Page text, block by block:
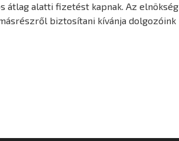
átlag alatti fizetést kapnak. Az elnökség
biztosítani kívánja dolgozóink